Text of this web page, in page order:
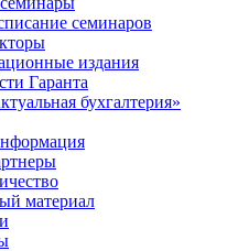
семинаров
издания
Гаранта
бухгалтерия»
материал